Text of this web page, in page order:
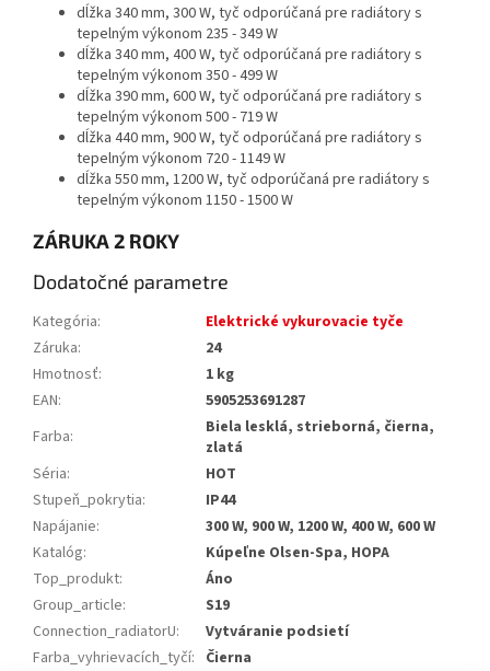
dĺžka 340 mm, 300 W, tyč odporúčaná pre radiátory s
tepelným výkonom 235 - 349 W
dĺžka 340 mm, 400 W, tyč odporúčaná pre radiátory s
tepelným výkonom 350 - 499 W
dĺžka 390 mm, 600 W, tyč odporúčaná pre radiátory s
tepelným výkonom 500 - 719 W
dĺžka 440 mm, 900 W, tyč odporúčaná pre radiátory s
tepelným výkonom 720 - 1149 W
dĺžka 550 mm, 1200 W, tyč odporúčaná pre radiátory s
tepelným výkonom 1150 - 1500 W
ZÁRUKA 2 ROKY
Dodatočné parametre
Kategória:
Elektrické vykurovacie tyče
Záruka:
24
Hmotnosť:
1 kg
EAN:
5905253691287
Farba:
Biela lesklá, strieborná, čierna,
zlatá
Séria:
HOT
Stupeň_pokrytia:
IP44
Napájanie:
300 W, 900 W, 1200 W, 400 W, 600 W
Katalóg:
Kúpeľne Olsen-Spa, HOPA
Top_produkt:
Áno
Group_article:
S19
Connection_radiatorU:
Vytváranie podsietí
Farba_vyhrievacích_tyčí: Čierna